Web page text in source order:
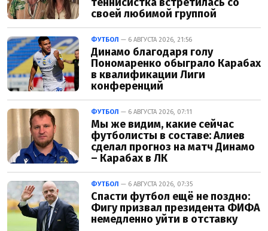
своей любимой группой
ФУТБОЛ — 6 АВГУСТА 2026, 21:56
Динамо благодаря голу
Пономаренко обыграло Карабах
в квалификации Лиги
конференций
ФУТБОЛ — 6 АВГУСТА 2026, 07:11
Мы же видим, какие сейчас
футболисты в составе: Алиев
сделал прогноз на матч Динамо
– Карабах в ЛК
ФУТБОЛ — 6 АВГУСТА 2026, 07:35
Спасти футбол ещё не поздно:
Фигу призвал президента ФИФА
немедленно уйти в отставку